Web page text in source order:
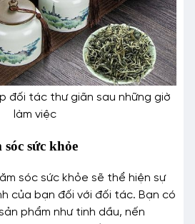
đối tác thư giãn sau những giờ
làm việc
sức khỏe
sóc sức khỏe sẽ thể hiện sự
của bạn đối với đối tác. Bạn có
phẩm như tinh dầu, nến